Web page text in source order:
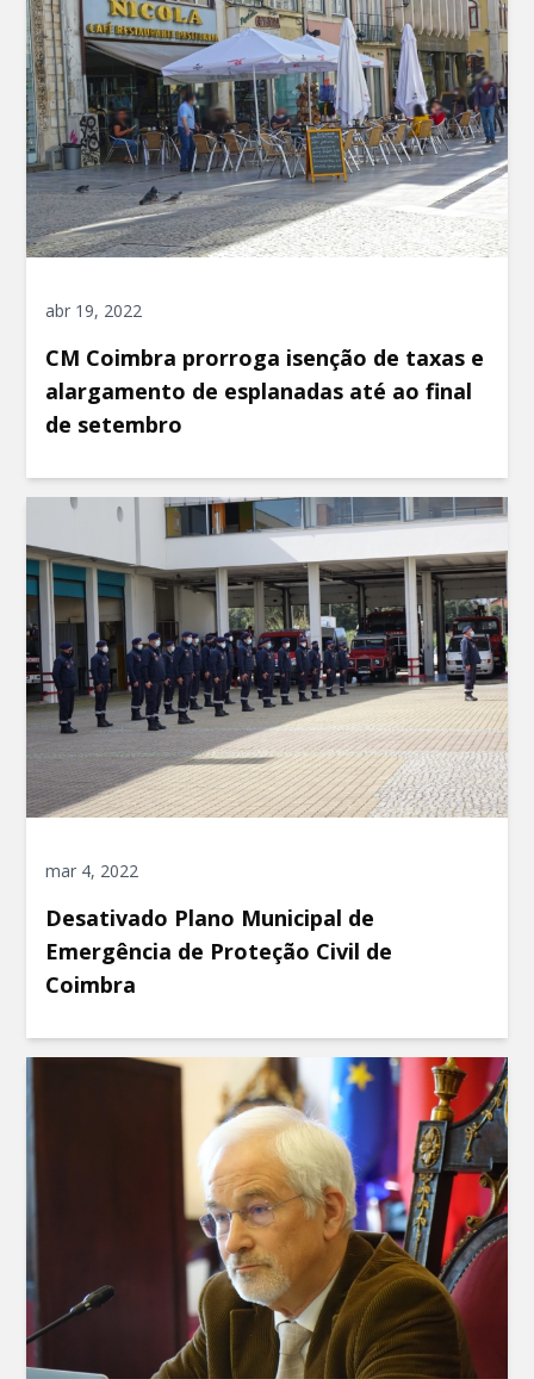
abr 19, 2022
CM Coimbra prorroga isenção de taxas e
alargamento de esplanadas até ao final
de setembro
mar 4, 2022
Desativado Plano Municipal de
Emergência de Proteção Civil de
Coimbra